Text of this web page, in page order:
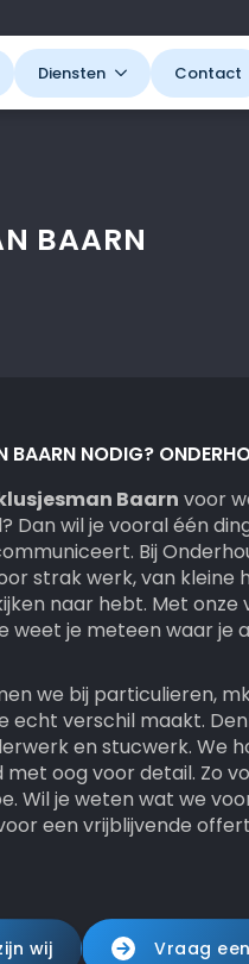
Diensten Contact
BAARN
BAARN NODIG?
Baarn voor
Dan wil je vooral één
Bij
strak werk, van
naar hebt. Met
weet je meteen waar je
we bij particulieren,
echt verschil maakt.
en stucwerk. We
oog voor detail. Zo
Wil je weten wat we
een vrijblijvende
wij Vraag